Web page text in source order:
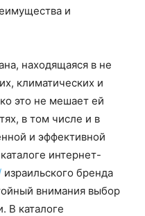
находящаяся в не
климатических и
это не мешает ей
в том числе и в
и эффективной
интернет-
израильского бренда
внимания выбор
В каталоге